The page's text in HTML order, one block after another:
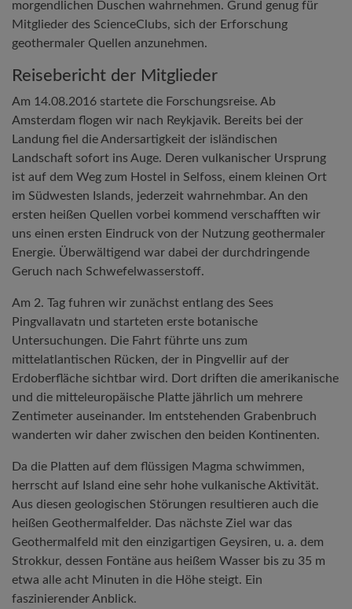
morgendlichen Duschen wahrnehmen. Grund genug für
Mitglieder des ScienceClubs, sich der Erforschung
geothermaler Quellen anzunehmen.
Reisebericht der Mitglieder
Am 14.08.2016 startete die Forschungsreise. Ab
Amsterdam flogen wir nach Reykjavik. Bereits bei der
Landung fiel die Andersartigkeit der isländischen
Landschaft sofort ins Auge. Deren vulkanischer Ursprung
ist auf dem Weg zum Hostel in Selfoss, einem kleinen Ort
im Südwesten Islands, jederzeit wahrnehmbar. An den
ersten heißen Quellen vorbei kommend verschafften wir
uns einen ersten Eindruck von der Nutzung geothermaler
Energie. Überwältigend war dabei der durchdringende
Geruch nach Schwefelwasserstoff.
Am 2. Tag fuhren wir zunächst entlang des Sees
Pingvallavatn und starteten erste botanische
Untersuchungen. Die Fahrt führte uns zum
mittelatlantischen Rücken, der in Pingvellir auf der
Erdoberfläche sichtbar wird. Dort driften die amerikanische
und die mitteleuropäische Platte jährlich um mehrere
Zentimeter auseinander. Im entstehenden Grabenbruch
wanderten wir daher zwischen den beiden Kontinenten.
Da die Platten auf dem flüssigen Magma schwimmen,
herrscht auf Island eine sehr hohe vulkanische Aktivität.
Aus diesen geologischen Störungen resultieren auch die
heißen Geothermalfelder. Das nächste Ziel war das
Geothermalfeld mit den einzigartigen Geysiren, u. a. dem
Strokkur, dessen Fontäne aus heißem Wasser bis zu 35 m
etwa alle acht Minuten in die Höhe steigt. Ein
faszinierender Anblick.